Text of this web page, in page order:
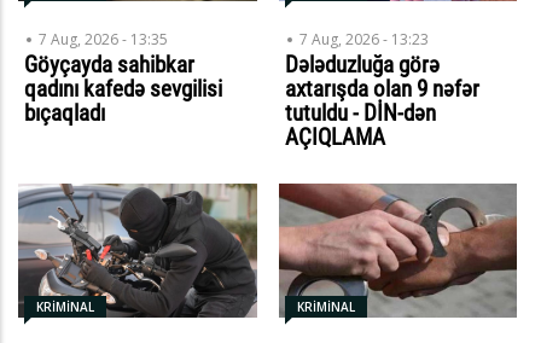
7 Aug, 2026 - 13:35
Göyçayda sahibkar
qadını kafedə sevgilisi
bıçaqladı
7 Aug, 2026 - 13:23
Dələduzluğa görə
axtarışda olan 9 nəfər
tutuldu - DİN-dən
AÇIQLAMA
KRİMİNAL KRİMİNAL